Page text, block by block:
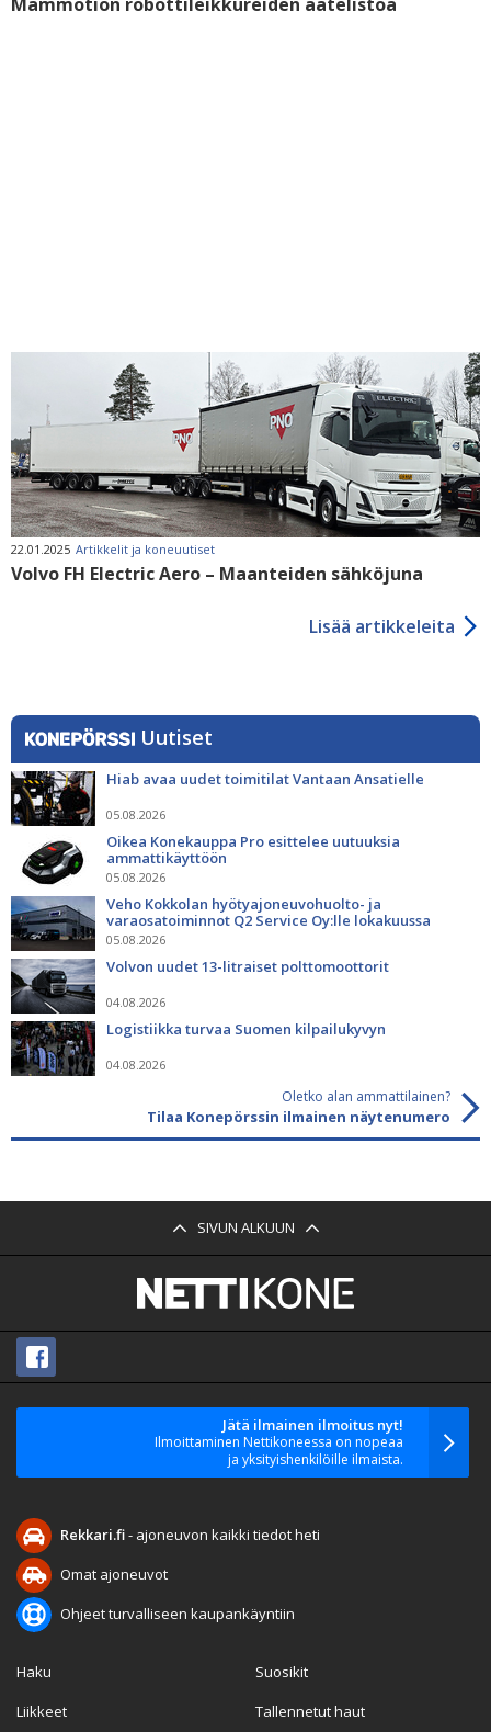
22.01.2025 Artikkelit ja koneuutiset
Volvo FH Electric Aero – Maanteiden sähköjuna
Lisää artikkeleita
Uutiset
Hiab avaa uudet toimitilat Vantaan Ansatielle
05.08.2026
Oikea Konekauppa Pro esittelee uutuuksia
ammattikäyttöön
05.08.2026
Veho Kokkolan hyötyajoneuvohuolto- ja
varaosatoiminnot Q2 Service Oy:lle lokakuussa
05.08.2026
Volvon uudet 13-litraiset polttomoottorit
04.08.2026
Logistiikka turvaa Suomen kilpailukyvyn
04.08.2026
Oletko alan ammattilainen?
Tilaa Konepörssin ilmainen näytenumero
SIVUN ALKUUN
Jätä ilmainen ilmoitus nyt!
Ilmoittaminen Nettikoneessa on nopeaa
ja yksityishenkilöille ilmaista.
Rekkari.fi- ajoneuvon kaikki tiedot heti
Omat ajoneuvot
Ohjeet turvalliseen kaupankäyntiin
Haku
Liikkeet
Suosikit
Tallennetut haut